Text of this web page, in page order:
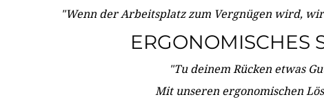
"Wenn der Arbeitsplatz zum Vergnügen wird,
ERGONOMISCHES
"Tu deinem Rücken etwas
Mit unseren ergonomischen